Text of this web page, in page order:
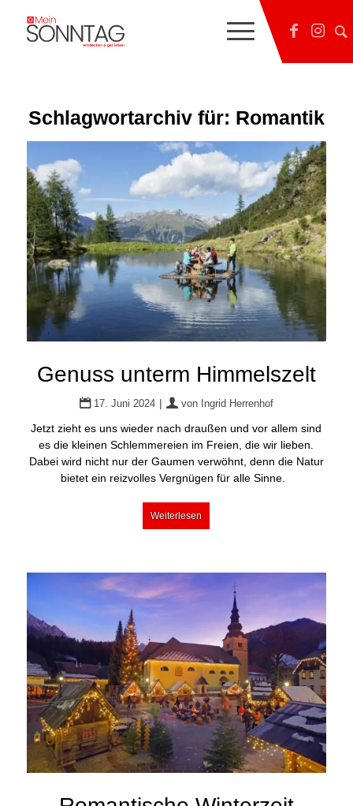
Schlagwortarchiv für: Romantik
Genuss unterm Himmelszelt
17. Juni 2024 | von Ingrid Herrenhof
Jetzt zieht es uns wieder nach draußen und vor allem sind
es die kleinen Schlemmereien im Freien, die wir lieben.
Dabei wird nicht nur der Gaumen verwöhnt, denn die Natur
bietet ein reizvolles Vergnügen für alle Sinne.
Weiterlesen